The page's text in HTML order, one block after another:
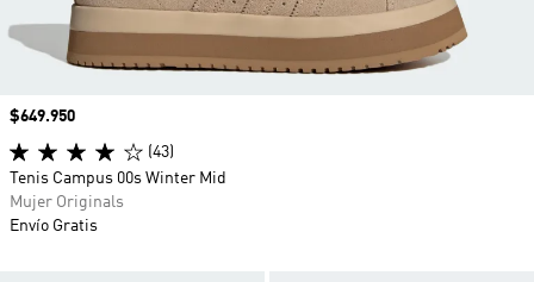
Precio
$649.950
(43)
Tenis Campus 00s Winter Mid
Mujer Originals
Envío Gratis